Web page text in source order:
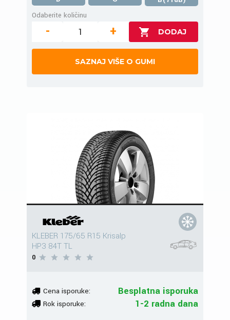
Odaberite količinu
- +
SAZNAJ VIŠE O GUMI
KLEBER 175/65 R15 Krisalp
HP3 84T TL
0
Cena isporuke: Besplatna isporuka
Rok isporuke: 1-2 radna dana